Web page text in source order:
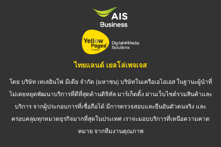
ไทยแลนด์ เยลโล่เพจเจส
โดย บริษัท เทเลอินโฟ มีเดีย จำกัด (มหาชน) บริษัทในเครือเอไอเอส ในฐานะผู้นำที่
ไม่เคยหยุดพัฒนาบริการที่ดีที่สุดด้านดิจิทัล มาร์เก็ตติ้ง ผ่านเว็บไซต์รวมสินค้าและ
บริการ จากผู้ประกอบการที่เชื่อถือได้ มีการตรวจสอบและยืนยันตัวตนจริง และ
ครอบคลุมทุกหมวดธุรกิจมากที่สุดในประเทศ เราจะมอบบริการที่เหนือความคาด
หมาย จากทีมงานคุณภาพ